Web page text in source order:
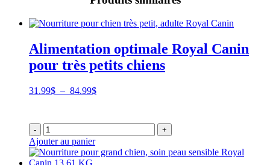
Alimentation optimale Royal Canin
pour très petits chiens
31.99$ – 84.99$Plage
31.99$
à
- +
Ajouter au panier